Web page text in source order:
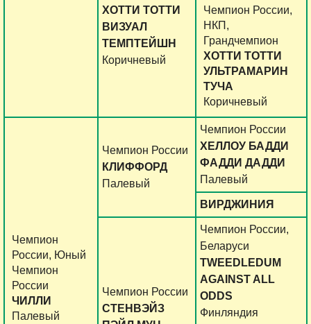
ХОТТИ ТОТТИ
ВИЗУАЛ
ТЕМПТЕЙШН
Коричневый
Чемпион России,
НКП,
Грандчемпион
ХОТТИ ТОТТИ
УЛЬТРАМАРИН
ТУЧА
Коричневый
Чемпион
России, Юный
Чемпион
России
ЧИЛЛИ
Палевый
Чемпион России
КЛИФФОРД
Палевый
Чемпион России
ХЕЛЛОУ БАДДИ
ФАДДИ ДАДДИ
Палевый
ВИРДЖИНИЯ
Чемпион России
СТЕНВЭЙЗ
Чемпион России,
Беларуси
TWEEDLEDUM
AGAINST ALL
ODDS
Финляндия